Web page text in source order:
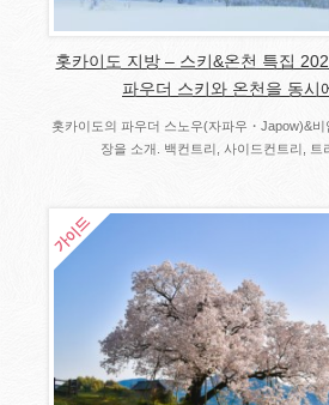
홋카이도 지방 – 스키&온천 특집
파우더 스키와 온천을 동시
홋카이도의 파우더 스노우(자파우・Japow)&
장을 소개. 백컨트리, 사이드컨트리, 트